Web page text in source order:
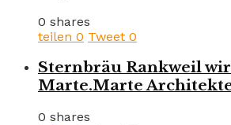
0 shares
teilen 0 Tweet 0
Sternbräu Rankweil
Marte.Marte
0 shares